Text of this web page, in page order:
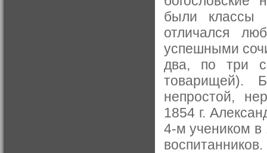
были классы
отличался
успешными
два, по три
товарищей).
непростой,
1854 г.
4-м учеником в
воспитанников.